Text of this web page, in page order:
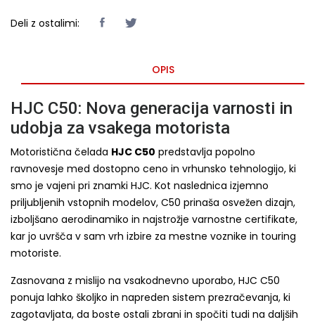
Deli z ostalimi:
OPIS
HJC C50: Nova generacija varnosti in
udobja za vsakega motorista
Motoristična čelada HJC C50 predstavlja popolno
ravnovesje med dostopno ceno in vrhunsko tehnologijo, ki
smo je vajeni pri znamki HJC. Kot naslednica izjemno
priljubljenih vstopnih modelov, C50 prinaša osvežen dizajn,
izboljšano aerodinamiko in najstrožje varnostne certifikate,
kar jo uvršča v sam vrh izbire za mestne voznike in touring
motoriste.
Zasnovana z mislijo na vsakodnevno uporabo, HJC C50
ponuja lahko školjko in napreden sistem prezračevanja, ki
zagotavljata, da boste ostali zbrani in spočiti tudi na daljših